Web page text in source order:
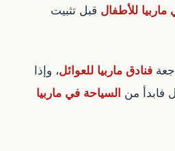
للأطفال قبل تثبيت
فنادق ماربيا للعوائل، وإذا
فابدأ من السياحة في ماربيا